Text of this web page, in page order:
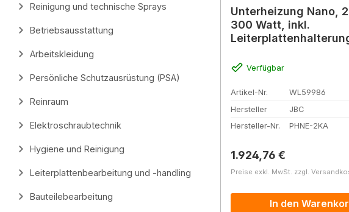
Reinigung und technische Sprays
Betriebsausstattung
Arbeitskleidung
Persönliche Schutzausrüstung (PSA)
Reinraum
Elektroschraubtechnik
Hygiene und Reinigung
Leiterplattenbearbeitung und -handling
Bauteilebearbeitung
Unterheizung Nano,
300 Watt, inkl.
Verfügbar
Artikel-Nr.
WL59986
Hersteller
JBC
Hersteller-Nr.
PHNE-2KA
Regulärer Preis:
1.924,76 €
Preise exkl. MwSt. zzgl.
In den